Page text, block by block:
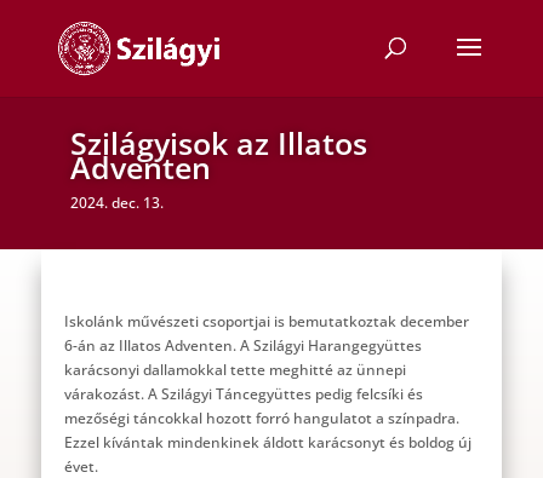
Szilágyisok az Illatos
Adventen
2024. dec. 13.
Iskolánk művészeti csoportjai is bemutatkoztak december
6-án az Illatos Adventen. A Szilágyi Harangegyüttes
karácsonyi dallamokkal tette meghitté az ünnepi
várakozást. A Szilágyi Táncegyüttes pedig felcsíki és
mezőségi táncokkal hozott forró hangulatot a színpadra.
Ezzel kívántak mindenkinek áldott karácsonyt és boldog új
évet.